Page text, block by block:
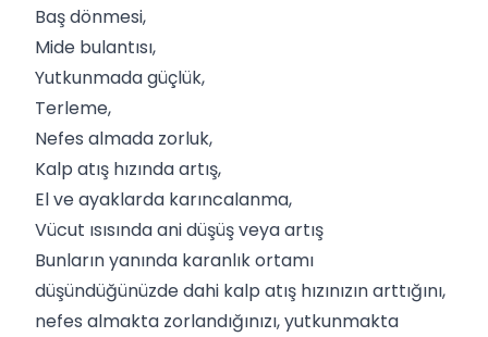
Baş dönmesi,
Mide bulantısı,
Yutkunmada güçlük,
Terleme,
Nefes almada zorluk,
Kalp atış hızında artış,
El ve ayaklarda karıncalanma,
Vücut ısısında ani düşüş veya artış
Bunların yanında karanlık ortamı
düşündüğünüzde dahi kalp atış hızınızın arttığını,
nefes almakta zorlandığınızı, yutkunmakta